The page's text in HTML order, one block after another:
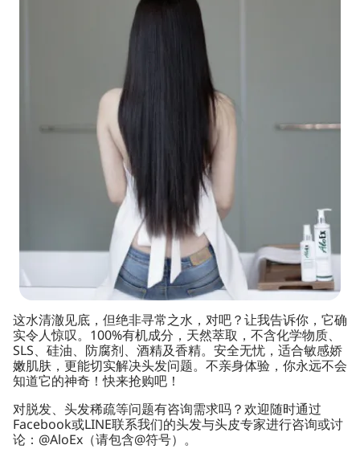
这水清澈见底，但绝非寻常之水，对吧？让我告诉你，它确
实令人惊叹。100%有机成分，天然萃取，不含化学物质、
SLS、硅油、防腐剂、酒精及香精。安全无忧，适合敏感娇
嫩肌肤，更能切实解决头发问题。不亲身体验，你永远不会
知道它的神奇！快来抢购吧！
对脱发、头发稀疏等问题有咨询需求吗？欢迎随时通过
Facebook或LINE联系我们的头发与头皮专家进行咨询或讨
论：@AloEx（请包含@符号）。